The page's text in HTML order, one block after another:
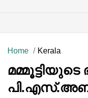
Home Kerala
മമ്മൂട്ടിയുടെ
പി.എസ്.അബു